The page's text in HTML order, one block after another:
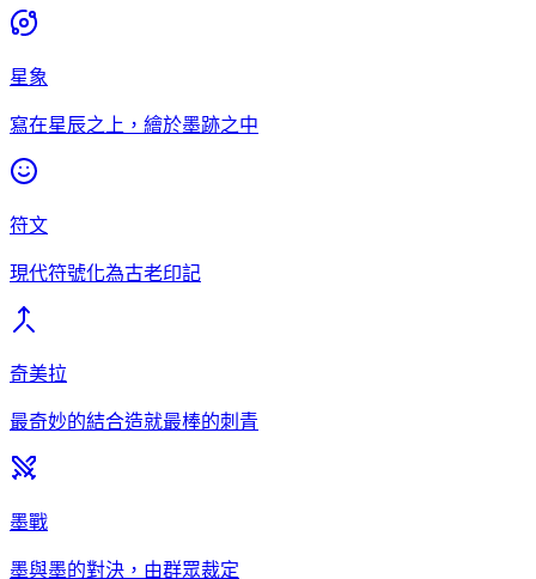
星象
寫在星辰之上，繪於墨跡之中
符文
現代符號化為古老印記
奇美拉
最奇妙的結合造就最棒的刺青
墨戰
墨與墨的對決，由群眾裁定